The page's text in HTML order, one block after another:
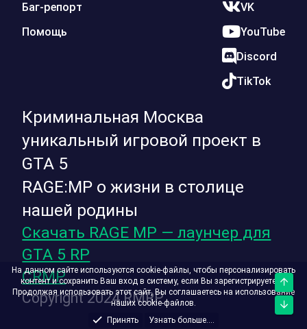
Криминальная Москва
уникальный игровой проект в
GTA 5
RAGE:MP о жизни в столице
нашей родины
Скачать RAGE MP — лаунчер для
GTA 5 RP
CRMP
Copyright 2024 RMRP
Баг-репорт
Помощь
VK
YouTube
Discord
TikTok
На данном сайте используются cookie-файлы, чтобы персонализировать
контент и сохранить Ваш вход в систему, если Вы зарегистрируетесь.
Продолжая использовать этот сайт, Вы соглашаетесь на использование
наших cookie-файлов.
Принять
Узнать больше....
Верх
Низ